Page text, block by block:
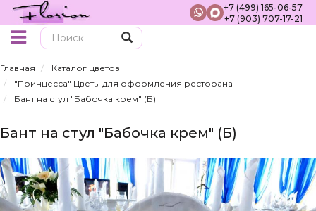
+7 (499) 165-06-57
+7 (903) 707-17-21
Главная
Каталог цветов
"Принцесса" Цветы для оформления ресторана
Бант на стул "Бабочка крем" (Б)
Бант на стул "Бабочка крем" (Б)